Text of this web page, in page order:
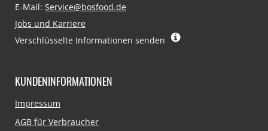
E-Mail: Service@bosfood.de
Jobs und Karriere
Verschlüsselte Informationen senden
KUNDENINFORMATIONEN
Navigation
Impressum
AGB für Verbraucher